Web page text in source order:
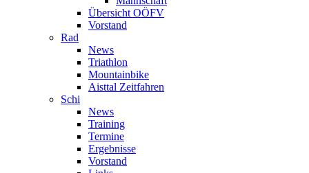
Übersicht OÖFV
Vorstand
Rad
News
Triathlon
Mountainbike
Aisttal Zeitfahren
Schi
News
Training
Termine
Ergebnisse
Vorstand